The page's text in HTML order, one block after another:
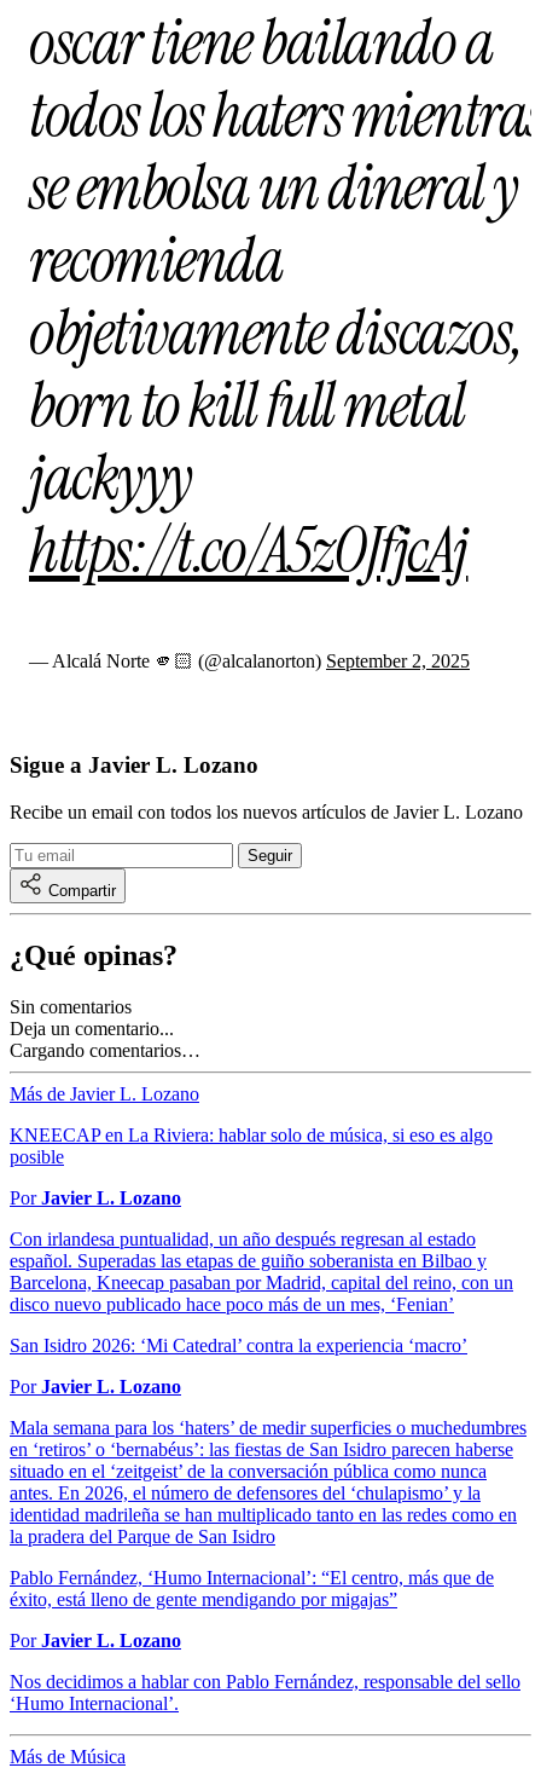
oscar tiene bailando a
todos los haters
se embolsa un dineral y
recomienda
objetivamente discazos,
born to kill full metal
jackyyy
https://t.co/A5zOJfjcAj
— Alcalá Norte 🫵🏻 (@alcalanorton) September 2, 2025
Sigue a Javier L. Lozano
Recibe un email con todos los nuevos artículos de Javier L. Lozano
Compartir
¿Qué opinas?
Sin comentarios
Deja un comentario...
Cargando comentarios…
Más de Javier L. Lozano
KNEECAP en La Riviera: hablar solo de música, si eso es algo
posible
PorJavier L. Lozano
Con irlandesa puntualidad, un año después regresan al estado
español. Superadas las etapas de guiño soberanista en Bilbao y
Barcelona, Kneecap pasaban por Madrid, capital del reino, con un
disco nuevo publicado hace poco más de un mes, ‘Fenian’
San Isidro 2026: ‘Mi Catedral’ contra la experiencia ‘macro’
PorJavier L. Lozano
Mala semana para los ‘haters’ de medir superficies o muchedumbres
en ‘retiros’ o ‘bernabéus’: las fiestas de San Isidro parecen haberse
situado en el ‘zeitgeist’ de la conversación pública como nunca
antes. En 2026, el número de defensores del ‘chulapismo’ y la
identidad madrileña se han multiplicado tanto en las redes como en
la pradera del Parque de San Isidro
Pablo Fernández, ‘Humo Internacional’: “El centro, más que de
éxito, está lleno de gente mendigando por migajas”
PorJavier L. Lozano
Nos decidimos a hablar con Pablo Fernández, responsable del sello
‘Humo Internacional’.
Más de Música